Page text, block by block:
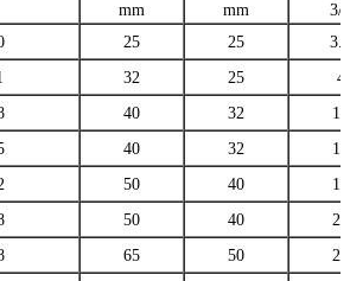
mm mm
3/h
25 25
3.5
32 25
4
40 32
12
40 32
18
50 40
18
50 40
25
65 50
25